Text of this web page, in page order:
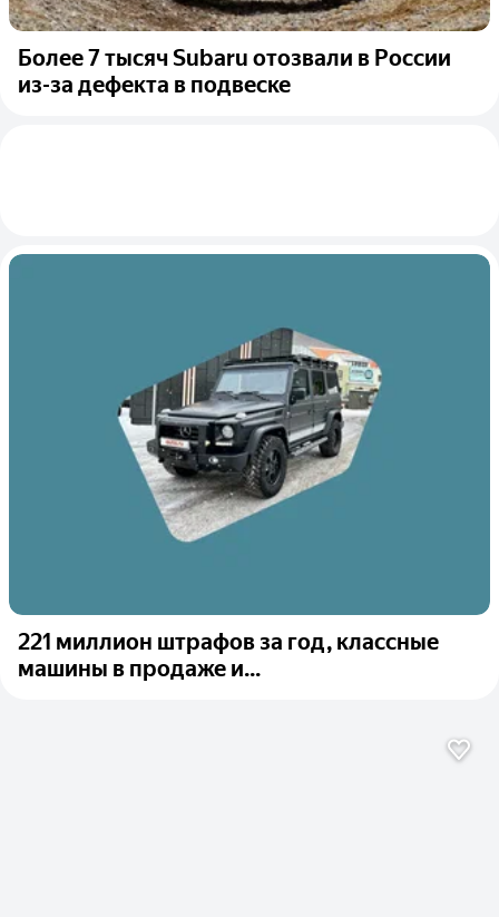
Более 7 тысяч Subaru отозвали в России
из-за дефекта в подвеске
221 миллион штрафов за год, классные
машины в продаже и...